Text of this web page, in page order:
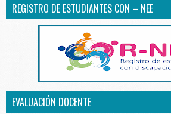
REGISTRO DE ESTUDIANTES CON – NEE
EVALUACIÓN DOCENTE